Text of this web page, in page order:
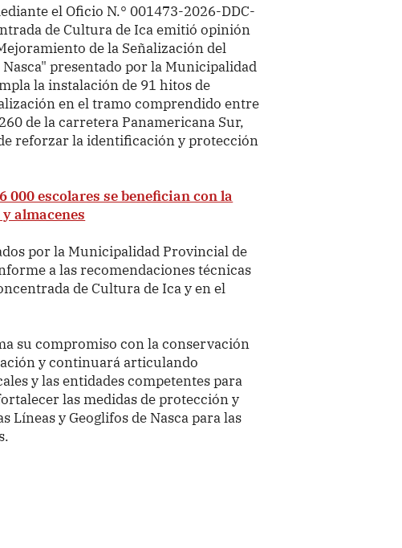
el Oficio N.° 001473-2026-DDC-
de Cultura de Ica emitió opinión
de la Señalización del
presentado por la Municipalidad
la instalación de 91 hitos de
en el tramo comprendido entre
de la carretera Panamericana Sur,
reforzar la identificación y protección
000 escolares se benefician con la
almacenes
por la Municipalidad Provincial de
a las recomendaciones técnicas
de Cultura de Ica y en el
su compromiso con la conservación
y continuará articulando
y las entidades competentes para
las medidas de protección y
Líneas y Geoglifos de Nasca para las